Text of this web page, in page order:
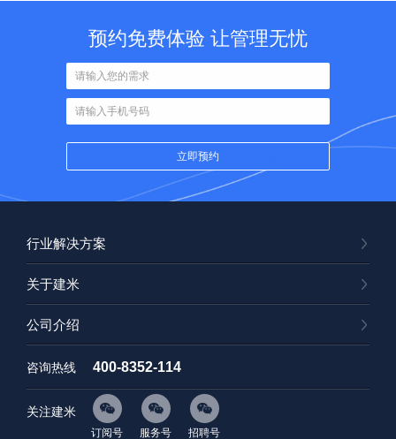
预约免费体验 让管理无忧
行业解决方案
关于建米
公司介绍
咨询热线 400-8352-114
关注建米
订阅号 服务号 招聘号